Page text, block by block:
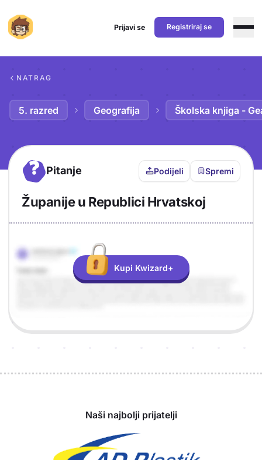
Prijavi se Registriraj se
NATRAG
5. razred Geografija Školska knjiga -
? Pitanje Podijeli Spremi
Županije u Republici Hrvatskoj
Odgovor
Objašnjenje
Kupi Kwizard+
Naši najbolji prijatelji